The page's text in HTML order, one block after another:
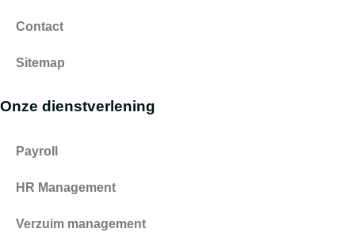
Contact
Sitemap
Onze dienstverlening
Payroll
HR Management
Verzuim management